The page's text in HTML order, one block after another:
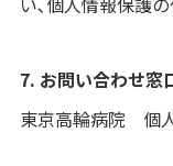
7. お問い合わせ窓
東京高輪病院 個